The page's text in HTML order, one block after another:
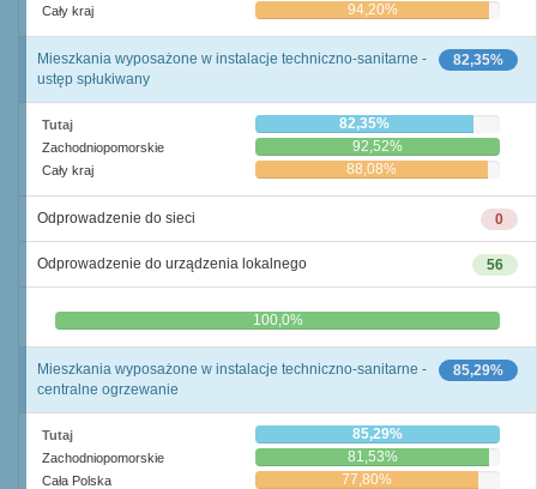
Cały kraj 94,20%
82,35%
Mieszkania wyposażone w instalacje techniczno-sanitarne -
ustęp spłukiwany
Tutaj 82,35%
Zachodniopomorskie 92,52%
Cały kraj 88,08%
0
Odprowadzenie do sieci
56
Odprowadzenie do urządzenia lokalnego
0,0% 100,0%
85,29%
Mieszkania wyposażone w instalacje techniczno-sanitarne -
centralne ogrzewanie
Tutaj 85,29%
Zachodniopomorskie 81,53%
Cała Polska 77,80%